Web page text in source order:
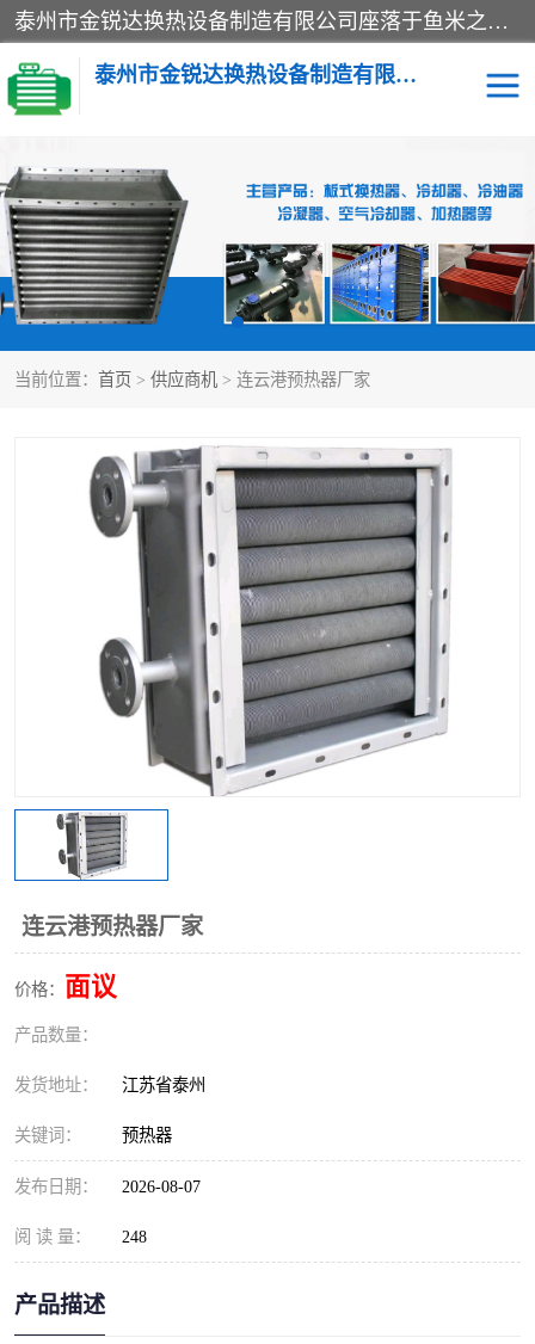
泰州市金锐达换热设备制造有限公司座落于鱼米之乡、祥泰之州一江苏泰州。是一家多年从事换热设备研究、设计、制造、销售、服务于一体的生产企业。
泰州市金锐达换热设备制造有限公司
当前位置： 首页 > 供应商机 > 连云港预热器厂家
连云港预热器厂家
价格： 面议
产品数量：
发货地址： 江苏省泰州
关键词： 预热器
发布日期： 2026-08-07
阅 读 量： 248
产品描述
冷却器 换热器
散热器 预热器
热交换器